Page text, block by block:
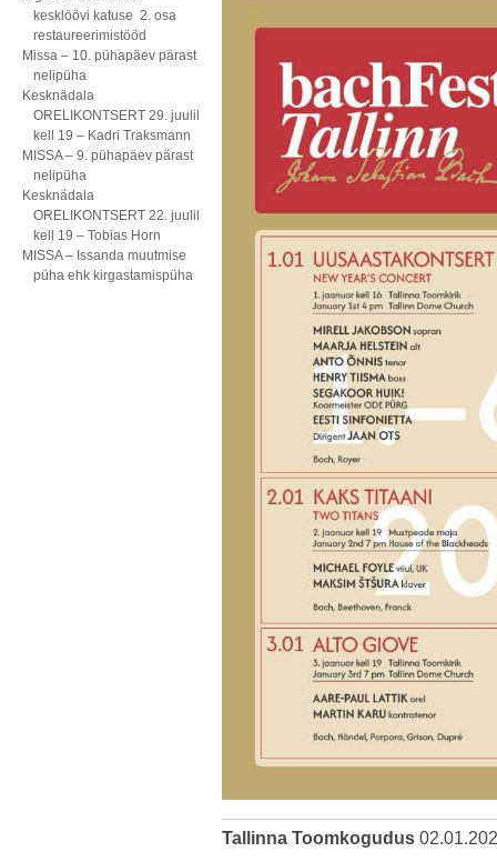
kesklöövi katuse 2. osa
restaureerimistööd
Missa – 10. pühapäev pärast
nelipüha
Kesknädala
ORELIKONTSERT 29. juulil
kell 19 – Kadri Traksmann
MISSA – 9. pühapäev pärast
nelipüha
Kesknädala
ORELIKONTSERT 22. juulil
kell 19 – Tobias Horn
MISSA – Issanda muutmise
püha ehk kirgastamispüha
Tallinna Toomkogudus